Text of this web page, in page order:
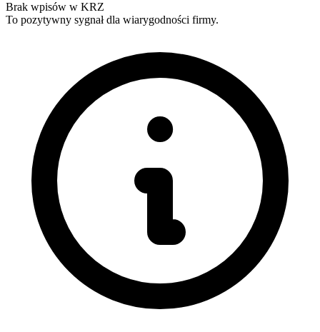
Brak wpisów w KRZ
To pozytywny sygnał dla wiarygodności firmy.